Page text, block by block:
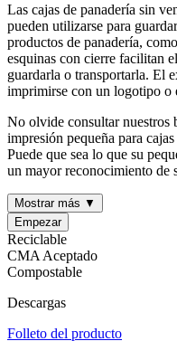
Las cajas de panadería sin
pueden utilizarse para
productos de panadería,
esquinas con cierre facilitan
guardarla o transportarla. El
imprimirse con un logotipo o
No olvide consultar nuestros
impresión pequeña para
Puede que sea lo que su
un mayor reconocimiento de
Mostrar más ▼
Empezar
Reciclable
CMA Aceptado
Compostable
Descargas
Folleto del producto